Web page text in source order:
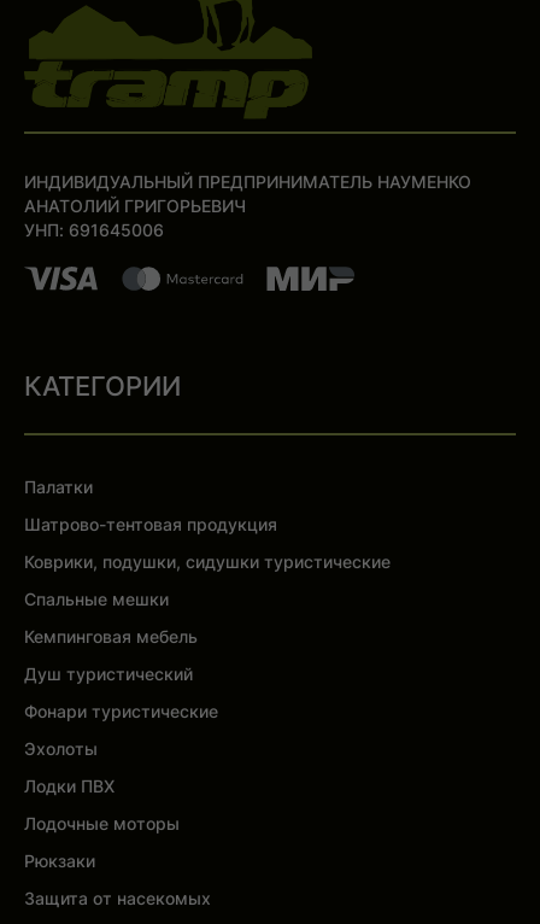
ИНДИВИДУАЛЬНЫЙ ПРЕДПРИНИМАТЕЛЬ НАУМЕНКО
АНАТОЛИЙ ГРИГОРЬЕВИЧ
УНП: 691645006
КАТЕГОРИИ
Палатки
Шатрово-тентовая продукция
Коврики, подушки, сидушки туристические
Спальные мешки
Кемпинговая мебель
Душ туристический
Фонари туристические
Эхолоты
Лодки ПВХ
Лодочные моторы
Рюкзаки
Защита от насекомых